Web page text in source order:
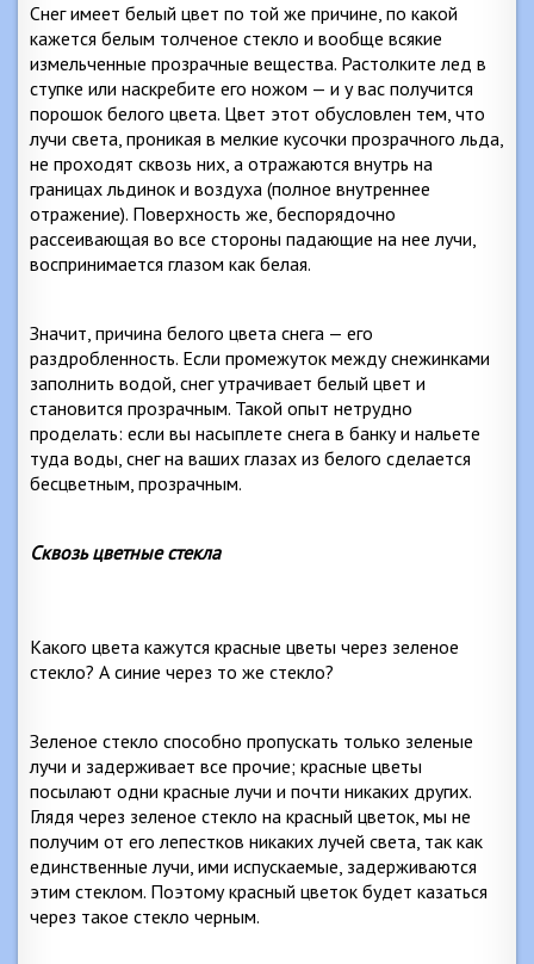
Снег имеет белый цвет по той же причине, по какой
кажется белым толченое стекло и вообще всякие
измельченные прозрачные вещества. Растолките лед в
ступке или наскребите его ножом — и у вас получится
порошок белого цвета. Цвет этот обусловлен тем, что
лучи света, проникая в мелкие кусочки прозрачного льда,
не проходят сквозь них, а отражаются внутрь на
границах льдинок и воздуха (полное внутреннее
отражение). Поверхность же, беспорядочно
рассеивающая во все стороны падающие на нее лучи,
воспринимается глазом как белая.
Значит, причина белого цвета снега — его
раздробленность. Если промежуток между снежинками
заполнить водой, снег утрачивает белый цвет и
становится прозрачным. Такой опыт нетрудно
проделать: если вы насыплете снега в банку и нальете
туда воды, снег на ваших глазах из белого сделается
бесцветным, прозрачным.
Сквозь цветные стекла
Какого цвета кажутся красные цветы через зеленое
стекло? А синие через то же стекло?
Зеленое стекло способно пропускать только зеленые
лучи и задерживает все прочие; красные цветы
посылают одни красные лучи и почти никаких других.
Глядя через зеленое стекло на красный цветок, мы не
получим от его лепестков никаких лучей света, так как
единственные лучи, ими испускаемые, задерживаются
этим стеклом. Поэтому красный цветок будет казаться
через такое стекло черным.